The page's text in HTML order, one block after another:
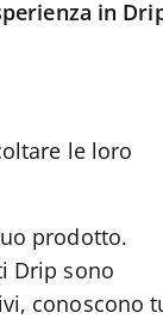
in
le loro
prodotto.
Drip sono
conoscono